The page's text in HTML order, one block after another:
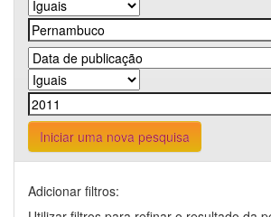
Iniciar uma nova pesquisa
Adicionar filtros: